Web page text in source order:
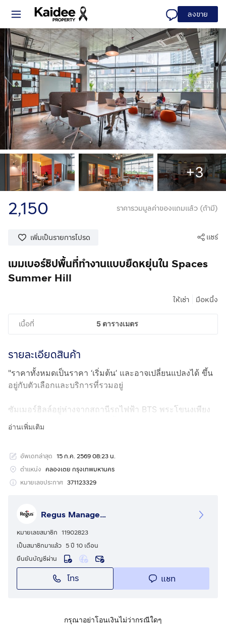
ลงขาย
+3
2,150 ราคารวมมูลค่าของแถมแล้ว (ถ้ามี)
เพิ่มเป็นรายการโปรด แชร์
เมมเบอร์ชิปพื้นที่ทำงานแบบยืดหยุ่นใน Spaces
Summer Hill
ให้เช่า มือหนึ่ง
เนื้อที่ 5 ตารางเมตร
รายละเอียดสินค้า
"ราคาทั้งหมดเป็นราคา ‘เริ่มต้น’ และอาจเปลี่ยนแปลงได้ ขึ้น
อยู่กับตัวเลือกและบริการที่รวมอยู่
ซัมเมอร์ฮิลล์อยู่ห่างจากสถานีรถไฟฟ้า BTS พระโขนงเพียง
ไม่กี่ก้าว และเป็นจุดที่เดินทางขึ้นทางด่วนได้อย่างสะดวก ซัม
พระราม 4 โดยได้แรงบันดาลใจจากสิ่งต่างๆ ในฤดูร้อนตัดกับ
ฉากหลังที่เป็นตัวเมือง อาคารสำนักงานเกรด A แห่งนี้ตั้งอยู่
ใจกลางสุขุมวิทซึ่งเป็นย่านคอนโดมิเนียมที่อยู่อาศัย รวมทั้ง
ซัมเมอร์ฮิลล์เป็นสถานที่ซึ่งคุณสามารถพบปะพูดคุย พักผ่อน
หย่อนใจ และเติมพลังของคุณได้ ทุกคนสามารถเพลิดเพลิน
ไปกับร้านค้า ร้านกาแฟ และร้านอาหารมากมาย มีสิ่งอำนวย
ความสะดวกหลากหลาย ไม่ว่าจะเป็นร้านสะดวกซื้อ ฟิตเนส
รวมถึงร้านจำหน่ายอุปกรณ์การศึกษาและผลิตภัณฑ์เพื่อ
สุขภาพ อีกทั้งยังมีลานจอดรถให้บริการอีกด้วย ซัมเมอร์ฮิลล์
ตั้งอยู่ชั้นบนสุดของห้างขนาด 3 ชั้น และยังเป็นทำเลที่น่าตื่น
ธุรกิจที่มีความมั่นคงอีกด้วย
อ่านเพิ่มเติม
อัพเดทล่าสุด 15 ก.ค. 2569 08:23 น.
ตำแหน่ง คลองเตย กรุงเทพมหานคร
หมายเลขประกาศ 371123329
Regus Management Thailand
หมายเลขสมาชิก 11902823
เป็นสมาชิกมาแล้ว 5 ปี 10 เดือน
ยืนยันบัญชีผ่าน
โทร แชท
กรุณาอย่าโอนเงินไม่ว่ากรณีใดๆ